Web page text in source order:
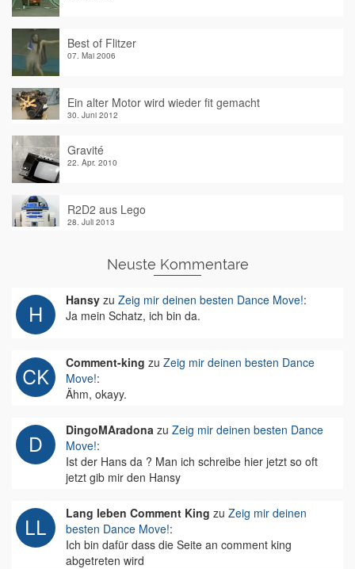
Best of Flitzer
07. Mai 2006
Ein alter Motor wird wieder fit gemacht
30. Juni 2012
Gravité
22. Apr. 2010
R2D2 aus Lego
28. Juli 2013
Neuste Kommentare
Hansy zu Zeig mir deinen besten Dance Move!:
Ja mein Schatz, ich bin da.
Comment-king zu Zeig mir deinen besten Dance
Move!:
Ähm, okayy.
DingoMAradona zu Zeig mir deinen besten Dance
Move!:
Ist der Hans da ? Man ich schreibe hier jetzt so oft
jetzt gib mir den Hansy
Lang leben Comment King zu Zeig mir deinen
besten Dance Move!:
Ich bin dafür dass die Seite an comment king
abgetreten wird